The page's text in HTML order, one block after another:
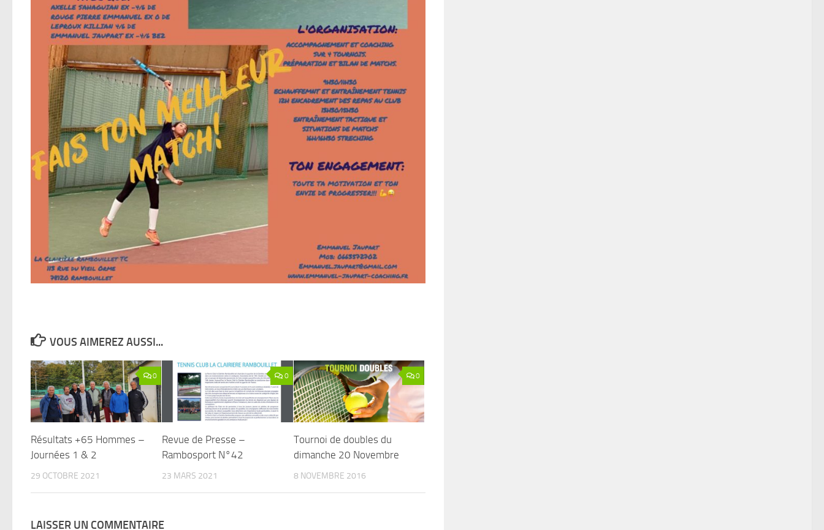
VOUS AIMEREZ AUSSI...
0
Résultats +65 Hommes –
Journées 1 & 2
29 OCTOBRE 2021
0
Revue de Presse –
Rambosport N°42
23 MARS 2021
0
Tournoi de doubles du
dimanche 20 Novembre
8 NOVEMBRE 2016
LAISSER UN COMMENTAIRE